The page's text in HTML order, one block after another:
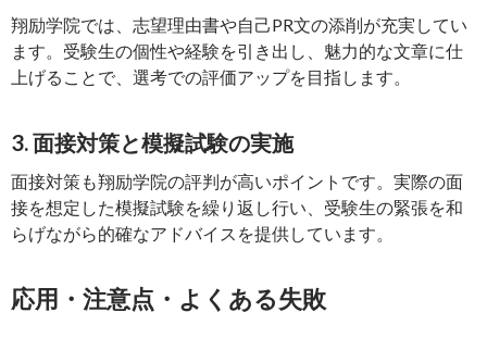
翔励学院では、志望理由書や自己PR文の添削が充実してい
ます。受験生の個性や経験を引き出し、魅力的な文章に仕
上げることで、選考での評価アップを目指します。
3. 面接対策と模擬試験の実施
面接対策も翔励学院の評判が高いポイントです。実際の面
接を想定した模擬試験を繰り返し行い、受験生の緊張を和
らげながら的確なアドバイスを提供しています。
応用・注意点・よくある失敗